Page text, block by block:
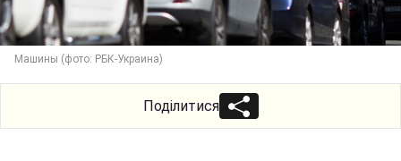
Машины (фото: РБК-Украина)
Поділитися